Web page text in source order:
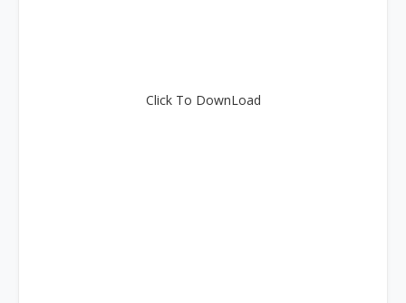
Click To DownLoad